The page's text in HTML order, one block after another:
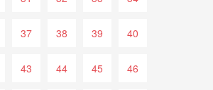
37 38 39 40
43 44 45 46